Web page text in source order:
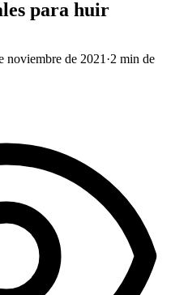
para huir
noviembre de 2021 ·2 min de